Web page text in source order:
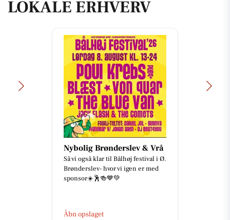
LOKALE ERHVERV
Nybolig Brønderslev & Vrå
Så vi også klar til Bålhøj festival i Ø.
Brønderslev- hvor vi igen er med
sponsor☀️🕺🍻💙💚
Åbn opslaget